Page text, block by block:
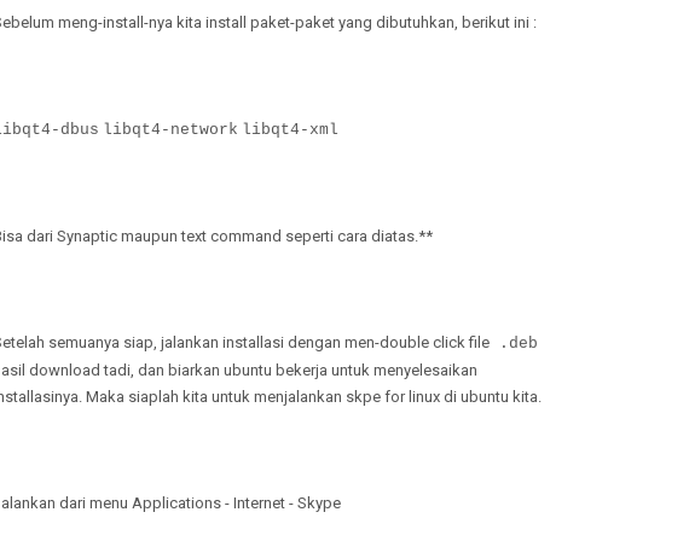
meng-install-nya kita install paket-paket yang dibutuhkan, berikut ini :
dbus libqt4-network libqt4-xml
dari Synaptic maupun text command seperti cara diatas.**
semuanya siap, jalankan installasi dengan men-double click file .deb
download tadi, dan biarkan ubuntu bekerja untuk menyelesaikan
Maka siaplah kita untuk menjalankan skpe for linux di ubuntu kita.
dari menu Applications - Internet - Skype